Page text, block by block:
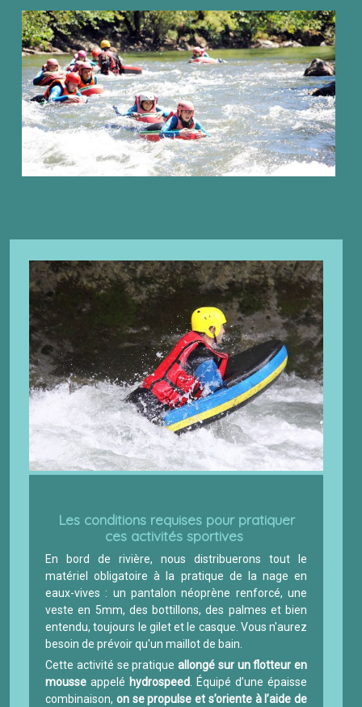
Les conditions requises pour pratiquer
ces activités sportives
En bord de rivière, nous distribuerons tout le
matériel obligatoire à la pratique de la nage en
eaux-vives : un pantalon néoprène renforcé, une
veste en 5mm, des bottillons, des palmes et bien
entendu, toujours le gilet et le casque. Vous n'aurez
besoin de prévoir qu'un maillot de bain.
Cette activité se pratique allongé sur un flotteur en
mousse appelé hydrospeed. Équipé d’une épaisse
combinaison, on se propulse et s’oriente à l’aide de